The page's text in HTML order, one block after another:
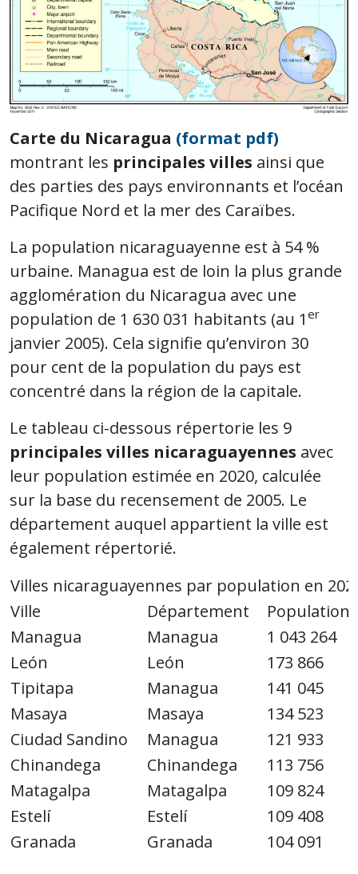
Carte du Nicaragua (format pdf)
montrant les principales villes ainsi que
des parties des pays environnants et l’océan
Pacifique Nord et la mer des Caraïbes.
La population nicaraguayenne est à 54 %
urbaine. Managua est de loin la plus grande
agglomération du Nicaragua avec une
population de 1 630 031 habitants (au 1 er
janvier 2005). Cela signifie qu’environ 30
pour cent de la population du pays est
concentré dans la région de la capitale.
Le tableau ci-dessous répertorie les 9
principales villes nicaraguayennes avec
leur population estimée en 2020, calculée
sur la base du recensement de 2005. Le
département auquel appartient la ville est
également répertorié.
Villes nicaraguayennes par population en
Ville
Département
Population
Managua
Managua
1 043 264
León
León
173 866
Tipitapa
Managua
141 045
Masaya
Masaya
134 523
Ciudad Sandino
Managua
121 933
Chinandega
Chinandega
113 756
Matagalpa
Matagalpa
109 824
Estelí
Estelí
109 408
Granada
Granada 104 091